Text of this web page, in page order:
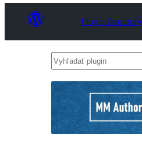
Plugin Directory
Vyhľadať